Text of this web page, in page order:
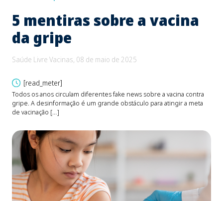
5 mentiras sobre a vacina
da gripe
Saúde Livre Vacinas, 08 de maio de 2025
[read_meter]
Todos os anos circulam diferentes fake news sobre a vacina contra
gripe. A desinformação é um grande obstáculo para atingir a meta
de vacinação […]